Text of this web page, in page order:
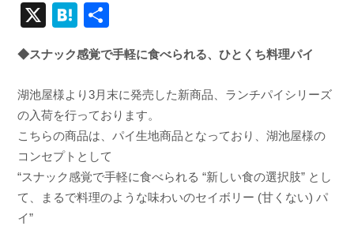
X
H
at
e
n
a
有
◆スナック感覚で手軽に食べられる、ひとくち料理パイ
湖池屋様より3月末に発売した新商品、ランチパイシリーズ
の入荷を行っております。
こちらの商品は、パイ生地商品となっており、湖池屋様の
コンセプトとして
“スナック感覚で手軽に食べられる “新しい食の選択肢” とし
て、まるで料理のような味わいのセイボリー (甘くない) パ
イ”